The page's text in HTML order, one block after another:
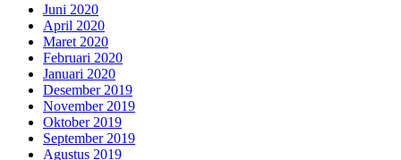
Juni 2020
April 2020
Maret 2020
Februari 2020
Januari 2020
Desember 2019
November 2019
Oktober 2019
September 2019
Agustus 2019